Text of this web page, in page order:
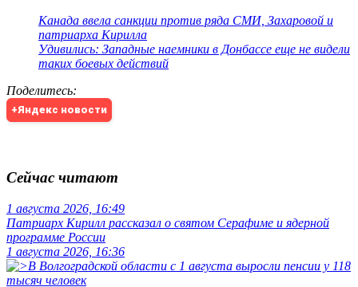
Канада ввела санкции против ряда СМИ, Захаровой и
патриарха Кирилла
Удивились: Западные наемники в Донбассе еще не видели
таких боевых действий
Поделитесь:
+Яндекс новости
Сейчас читают
1 августа 2026, 16:49
Патриарх Кирилл рассказал о святом Серафиме и ядерной
программе России
1 августа 2026, 16:36